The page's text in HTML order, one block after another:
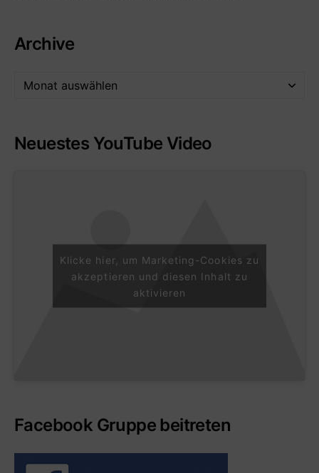
Archive
Neuestes YouTube Video
Klicke hier, um Marketing-Cookies zu
akzeptieren und diesen Inhalt zu
aktivieren
Facebook Gruppe beitreten